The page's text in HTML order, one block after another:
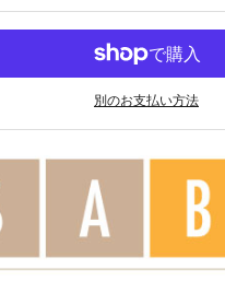
別のお支払い方法